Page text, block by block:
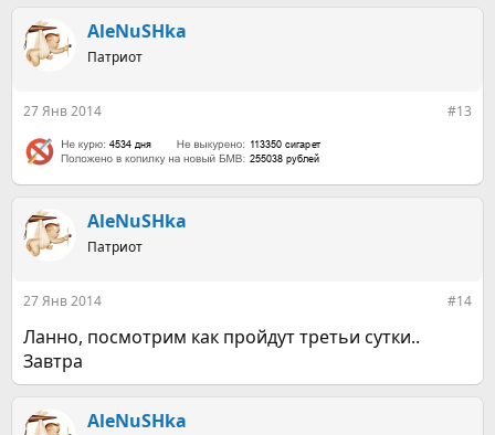
AleNuSHka
Патриот
27 Янв 2014 #13
AleNuSHka
Патриот
27 Янв 2014 #14
Ланно, посмотрим как пройдут третьи сутки..
Завтра
AleNuSHka